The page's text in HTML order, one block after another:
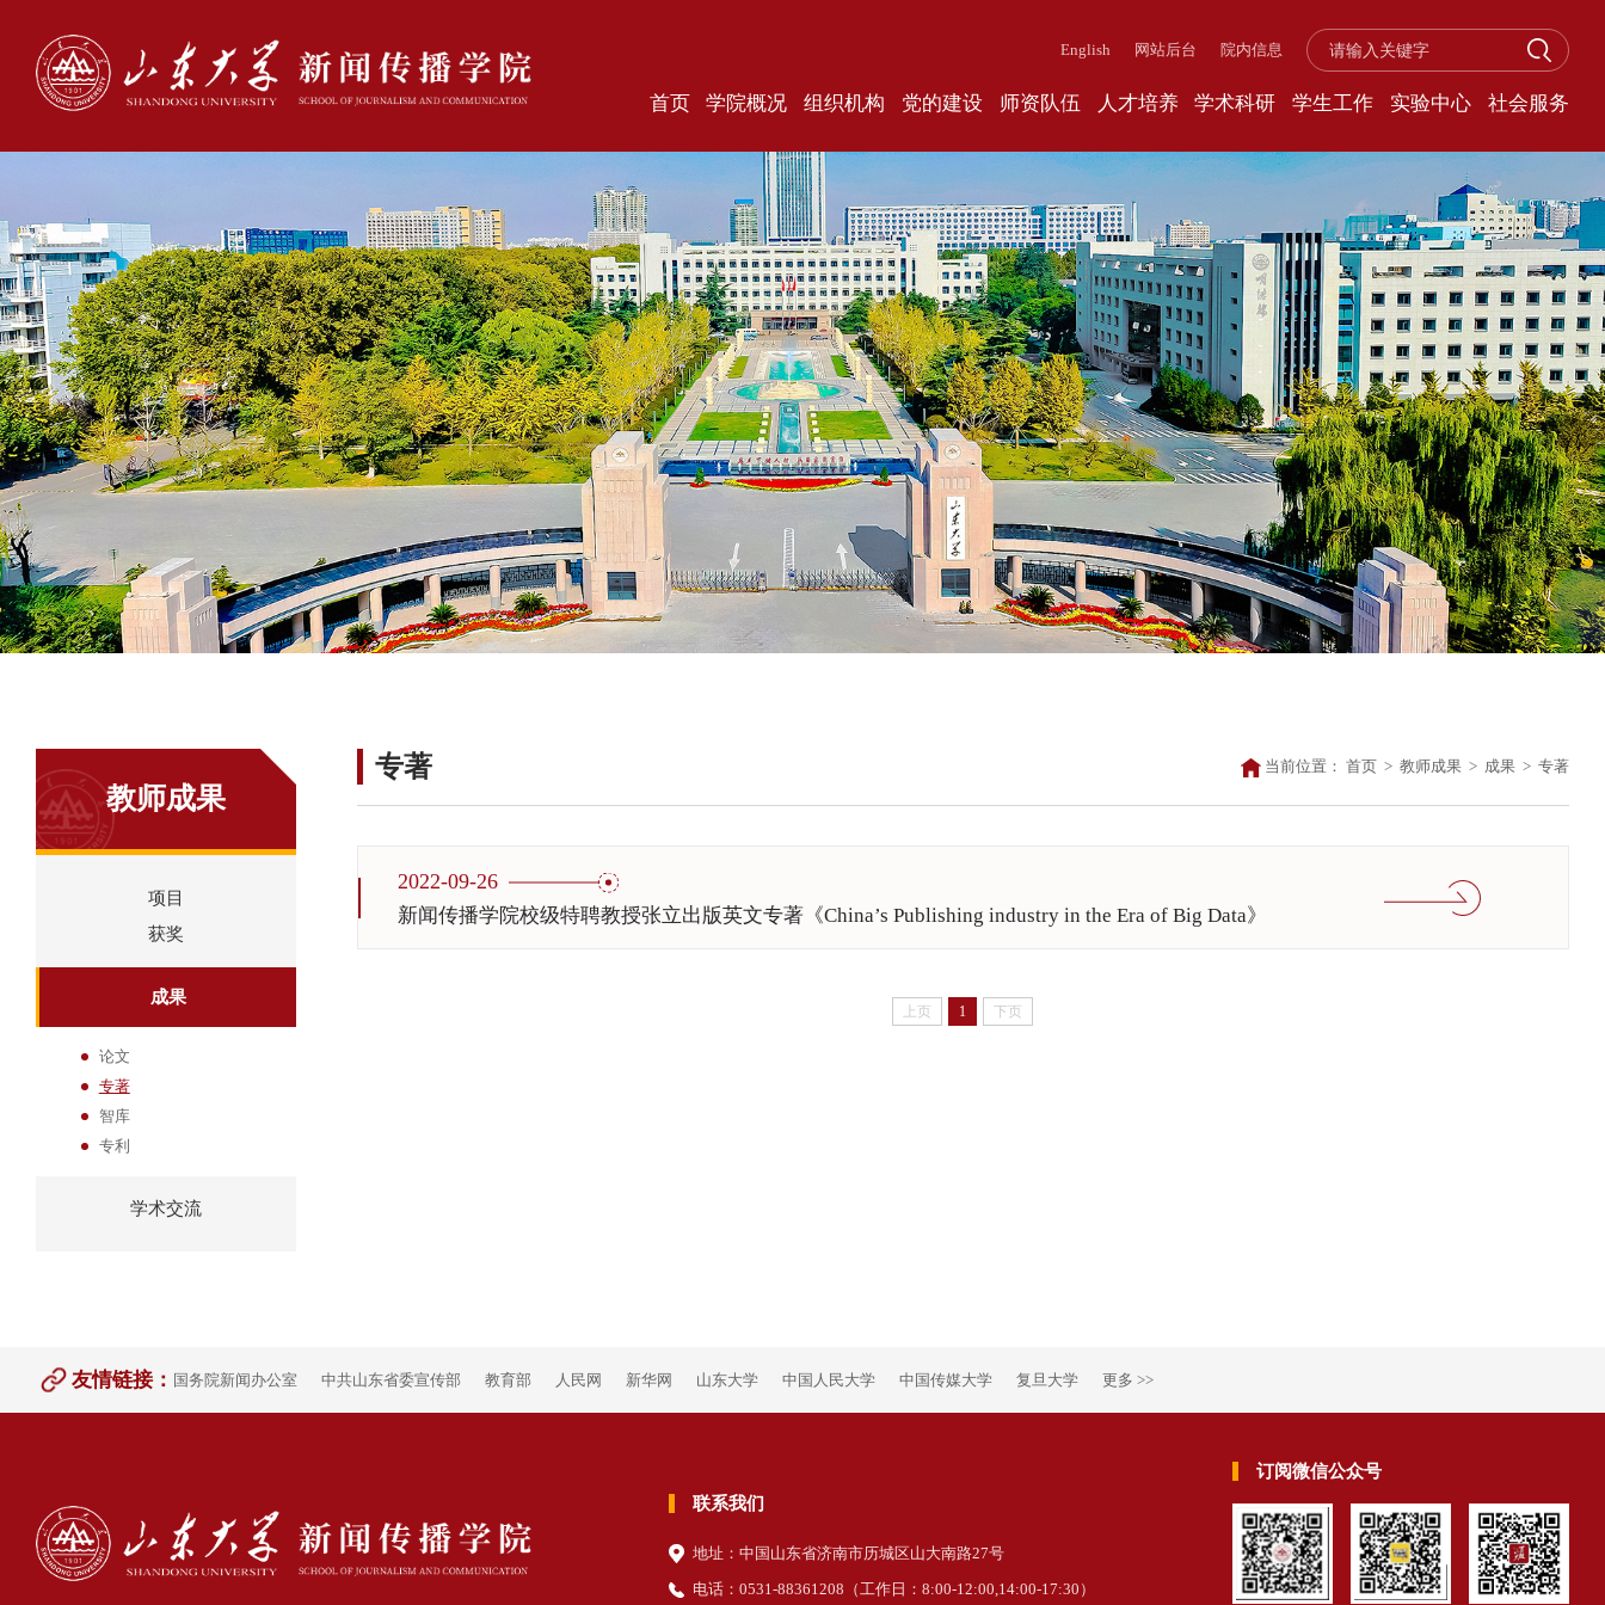
English 网站后台 院内信息
首页 学院概况 组织机构 党的建设 师资队伍 人才培养 学术科研 学生工作 实验中心 社会服务
教师成果
项目
获奖
成果
论文
专著
智库
专利
学术交流
专著 当前位置： 首页 > 教师成果 > 成果 > 专著
2022-09-26
新闻传播学院校级特聘教授张立出版英文专著《China’s Publishing industry in the Era of Big Data》
上页 1 下页
友情链接： 国务院新闻办公室 中共山东省委宣传部 教育部 人民网 新华网 山东大学 中国人民大学 中国传媒大学 复旦大学 更多 >>
联系我们
地址：中国山东省济南市历城区山大南路27号
电话：0531-88361208（工作日 ：8:00-12:00,14:00-17:30 ）
订阅微信公众号